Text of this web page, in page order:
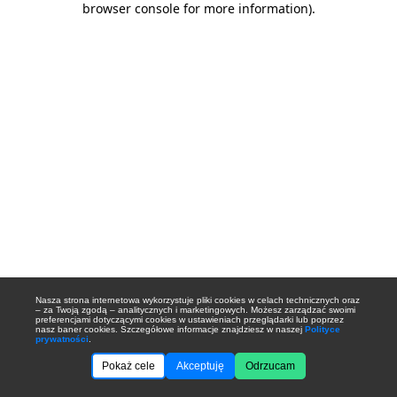
Nasza strona internetowa wykorzystuje pliki cookies w celach technicznych oraz
– za Twoją zgodą – analitycznych i marketingowych. Możesz zarządzać swoimi
preferencjami dotyczącymi cookies w ustawieniach przeglądarki lub poprzez
nasz baner cookies. Szczegółowe informacje znajdziesz w naszej Polityce
prywatności
Pokaż cele Akceptuję Odrzucam
browser console for more information).